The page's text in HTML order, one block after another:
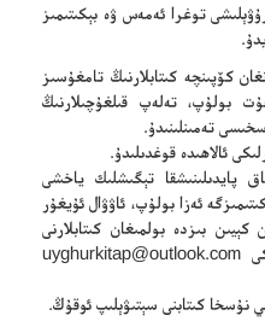
توغرا ئەمەس ۋە بېكىتىمىز
كۆپىنچە كىتابلارنىڭ تامغۇسىز
تەلەپ قىلغۇچىلارنىڭ
تەمىنلىنىدۇ.
پايدىلىنىشقا تېگىشلىك ياخشى
ئەزا بولۇپ، ئاۋۋال ئۇيغۇر
كېيىن بىزدە بولمىغان كىتابلارنى
uyghurkitap@outlook.com